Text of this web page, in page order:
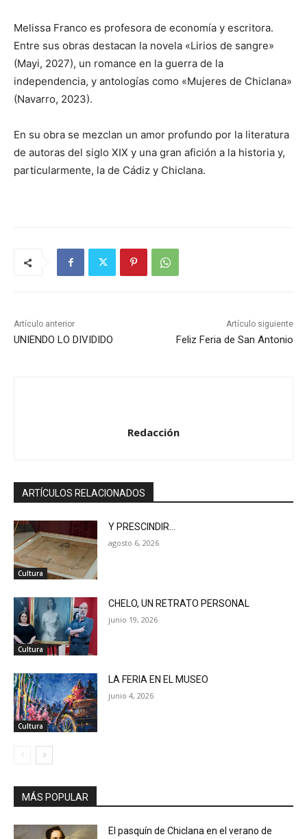
Melissa Franco es profesora de economía y escritora.
Entre sus obras destacan la novela «Lirios de sangre»
(Mayi, 2027), un romance en la guerra de la
independencia, y antologías como «Mujeres de Chiclana»
(Navarro, 2023).
En su obra se mezclan un amor profundo por la literatura
de autoras del siglo XIX y una gran afición a la historia y,
particularmente, la de Cádiz y Chiclana.
Artículo anterior
UNIENDO LO DIVIDIDO
Artículo siguiente
Feliz Feria de San Antonio
Redacción
ARTÍCULOS RELACIONADOS
Cultura
Y PRESCINDIR…
agosto 6, 2026
Cultura
CHELO, UN RETRATO PERSONAL
junio 19, 2026
Cultura
LA FERIA EN EL MUSEO
junio 4, 2026
MÁS POPULAR
El pasquín de Chiclana en el verano de